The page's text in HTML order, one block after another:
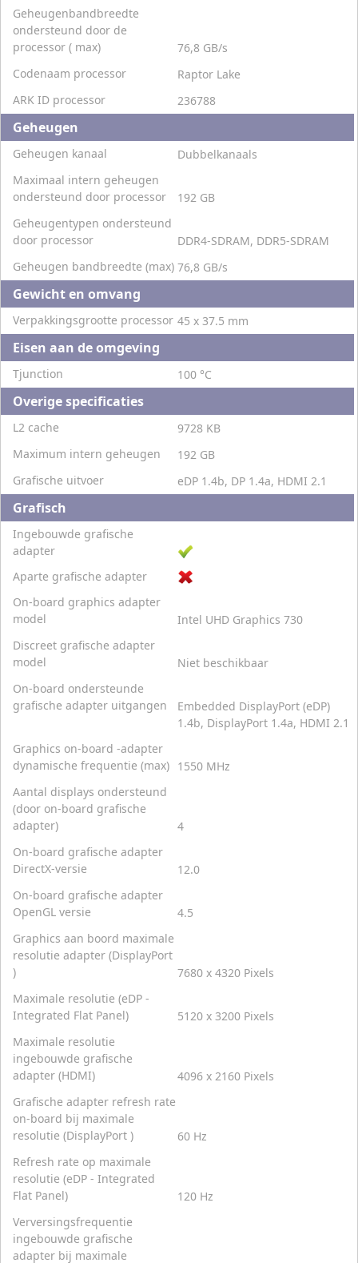
Geheugenbandbreedte
ondersteund door de
processor ( max)
76,8 GB/s
Codenaam processor
Raptor Lake
ARK ID processor
236788
Geheugen
Geheugen kanaal
Dubbelkanaals
Maximaal intern geheugen
ondersteund door processor
192 GB
Geheugentypen ondersteund
door processor
DDR4-SDRAM, DDR5-SDRAM
Geheugen bandbreedte (max) 76,8 GB/s
Gewicht en omvang
Verpakkingsgrootte processor 45 x 37.5 mm
Eisen aan de omgeving
Tjunction 100 °C
Overige specificaties
L2 cache
9728 KB
Maximum intern geheugen
192 GB
Grafische uitvoer
eDP 1.4b, DP 1.4a, HDMI 2.1
Grafisch
Ingebouwde grafische
adapter
Aparte grafische adapter
On-board graphics adapter
model
Intel UHD Graphics 730
Discreet grafische adapter
model
Niet beschikbaar
On-board ondersteunde
grafische adapter uitgangen
Embedded DisplayPort (eDP)
1.4b, DisplayPort 1.4a, HDMI 2.1
Graphics on-board -adapter
dynamische frequentie (max) 1550 MHz
Aantal displays ondersteund
(door on-board grafische
adapter)
4
On-board grafische adapter
DirectX-versie
12.0
On-board grafische adapter
OpenGL versie
4.5
Graphics aan boord maximale
resolutie adapter (DisplayPort
)
7680 x 4320 Pixels
Maximale resolutie (eDP -
Integrated Flat Panel)
5120 x 3200 Pixels
Maximale resolutie
ingebouwde grafische
adapter (HDMI)
4096 x 2160 Pixels
Grafische adapter refresh rate
on-board bij maximale
resolutie (DisplayPort )
60 Hz
Refresh rate op maximale
resolutie (eDP - Integrated
Flat Panel)
120 Hz
Verversingsfrequentie
ingebouwde grafische
adapter bij maximale